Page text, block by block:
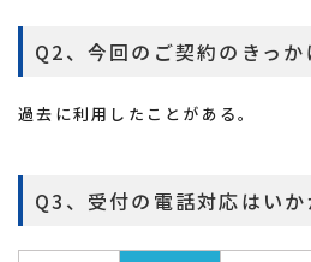
Q2、今回のご契約のきっか
過去に利用したことがある。
Q3、受付の電話対応はいか